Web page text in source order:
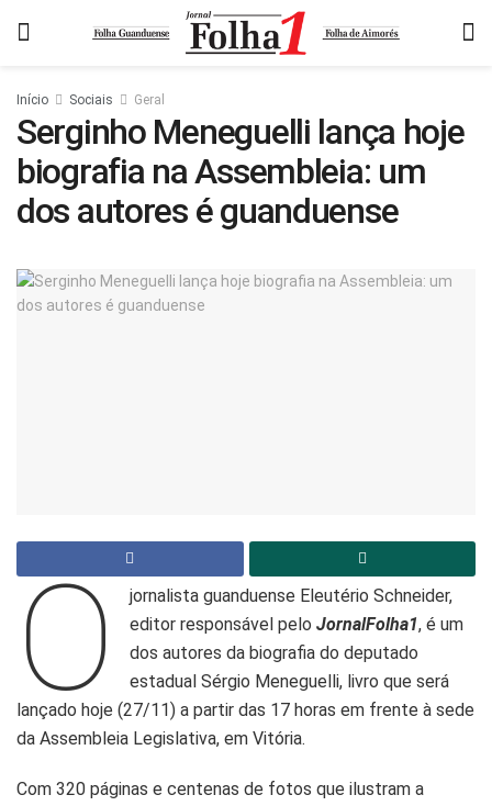
Início Sociais Geral
Serginho Meneguelli lança hoje
biografia na Assembleia: um
dos autores é guanduense
O
jornalista guanduense Eleutério Schneider,
editor responsável peloJornalFolha1, é um
dos autores da biografia do deputado
estadual Sérgio Meneguelli, livro que será
lançado hoje (27/11) a partir das 17 horas em frente à sede
da Assembleia Legislativa, em Vitória.
Com 320 páginas e centenas de fotos que ilustram a